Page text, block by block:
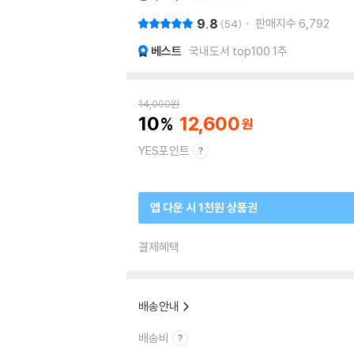
9.8 54 판매지수 6,792
베스트 국내도서 top100 1주
14,000원
10 12,600
YES포인트
앱 다운 시 1천원 상품권
결제혜택
배송안내
배송비